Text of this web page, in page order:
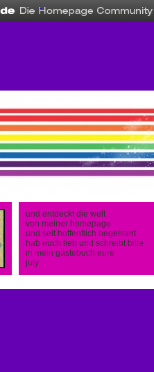
und entdeckt die welt
von meiner homepage
und seit hoffentlich begeistert
hab euch lieb und schreibt bitte
in mein gästebuch eure
july